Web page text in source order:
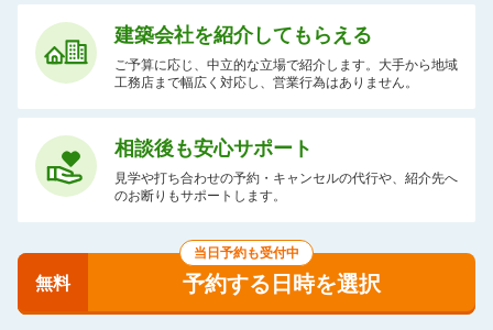
建築会社を紹介してもらえる
ご予算に応じ、中立的な立場で紹介します。大手から地域
工務店まで幅広く対応し、営業行為はありません。
相談後も安心サポート
見学や打ち合わせの予約・キャンセルの代行や、紹介先へ
のお断りもサポートします。
当日予約も受付中
無料 予約する日時を選択